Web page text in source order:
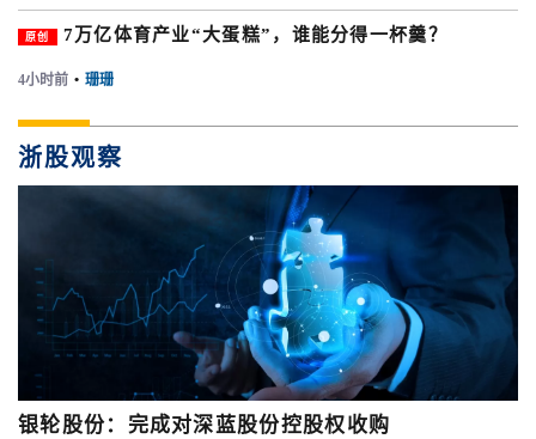
原创 7万亿体育产业“大蛋糕”，谁能分得一杯羹？
4小时前 • 珊珊
浙股观察
银轮股份：完成对深蓝股份控股权收购